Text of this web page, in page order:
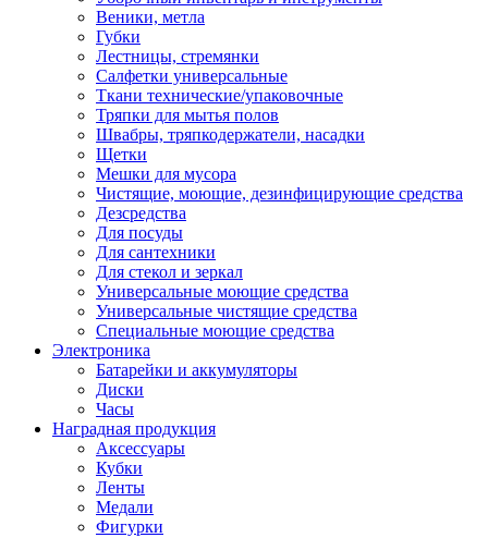
Веники, метла
Губки
Лестницы, стремянки
Салфетки универсальные
Ткани технические/упаковочные
Тряпки для мытья полов
Швабры, тряпкодержатели, насадки
Щетки
Мешки для мусора
Чистящие, моющие, дезинфицирующие средства
Дезсредства
Для посуды
Для сантехники
Для стекол и зеркал
Универсальные моющие средства
Универсальные чистящие средства
Специальные моющие средства
Электроника
Батарейки и аккумуляторы
Диски
Часы
Наградная продукция
Аксессуары
Кубки
Ленты
Медали
Фигурки